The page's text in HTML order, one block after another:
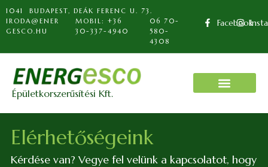
1041 BUDAPEST, DEÁK FERENC U. 73.
IRODA@ENER
GESCO.HU
MOBIL: +36
30-337-4940
06 70-
580-
4308
Facebook
Épületkorszerűsítési Kft.
Elérhetőségeink
Kérdése van? Vegye fel velünk a kapcsolatot, hogy